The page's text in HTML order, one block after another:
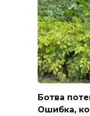
Ботва
Ошибка,